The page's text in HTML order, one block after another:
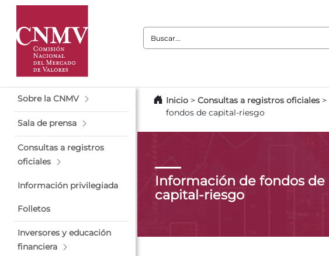
Buscar:
Sobre la CNMV
Sala de prensa
Consultas a registros
oficiales
Información privilegiada
Folletos
Inversores y educación
financiera
Inicio > Consultas a registros oficiales >
fondos de capital-riesgo
Información de fondos de
capital-riesgo